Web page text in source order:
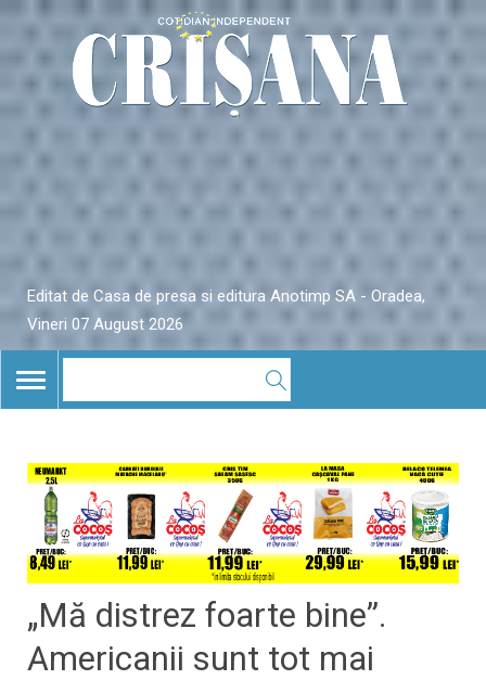
Editat de Casa de presa si editura Anotimp SA - Oradea,
Vineri 07 August 2026
TOGGLE
NAVIGATION
„Mă distrez foarte bine”.
Americanii sunt tot mai